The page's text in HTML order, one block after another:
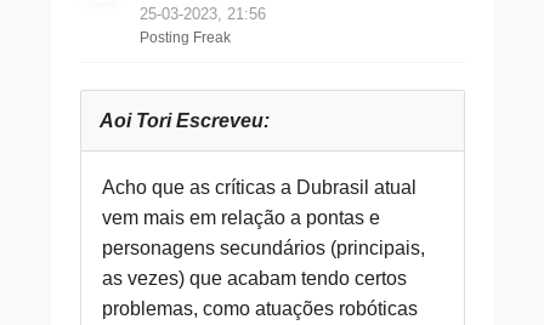
25-03-2023, 21:56
Posting Freak
Aoi Tori Escreveu:
Acho que as críticas a Dubrasil atual
vem mais em relação a pontas e
personagens secundários (principais,
as vezes) que acabam tendo certos
problemas, como atuações robóticas